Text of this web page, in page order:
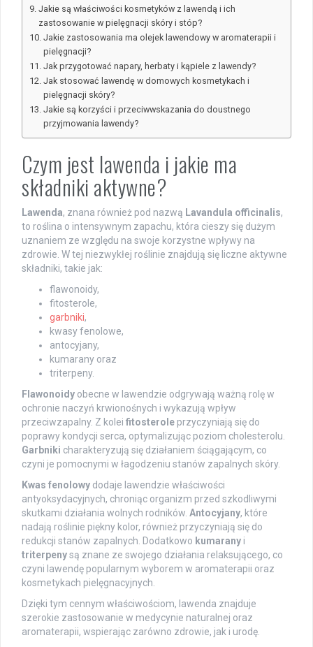
Jakie są właściwości kosmetyków z lawendą i ich
zastosowanie w pielęgnacji skóry i stóp?
Jakie zastosowania ma olejek lawendowy w aromaterapii i
pielęgnacji?
Jak przygotować napary, herbaty i kąpiele z lawendy?
Jak stosować lawendę w domowych kosmetykach i
pielęgnacji skóry?
Jakie są korzyści i przeciwwskazania do doustnego
przyjmowania lawendy?
Czym jest lawenda i jakie ma
składniki aktywne?
Lawenda, znana również pod nazwą Lavandula officinalis,
to roślina o intensywnym zapachu, która cieszy się dużym
uznaniem ze względu na swoje korzystne wpływy na
zdrowie. W tej niezwykłej roślinie znajdują się liczne aktywne
składniki, takie jak:
flawonoidy,
fitosterole,
garbniki,
kwasy fenolowe,
antocyjany,
kumarany oraz
triterpeny.
Flawonoidy obecne w lawendzie odgrywają ważną rolę w
ochronie naczyń krwionośnych i wykazują wpływ
przeciwzapalny. Z kolei fitosterole przyczyniają się do
poprawy kondycji serca, optymalizując poziom cholesterolu.
Garbniki charakteryzują się działaniem ściągającym, co
czyni je pomocnymi w łagodzeniu stanów zapalnych skóry.
Kwas fenolowy dodaje lawendzie właściwości
antyoksydacyjnych, chroniąc organizm przed szkodliwymi
skutkami działania wolnych rodników. Antocyjany, które
nadają roślinie piękny kolor, również przyczyniają się do
redukcji stanów zapalnych. Dodatkowo kumarany i
triterpenysą znane ze swojego działania relaksującego, co
czyni lawendę popularnym wyborem w aromaterapii oraz
kosmetykach pielęgnacyjnych.
Dzięki tym cennym właściwościom, lawenda znajduje
szerokie zastosowanie w medycynie naturalnej oraz
aromaterapii, wspierając zarówno zdrowie, jak i urodę.